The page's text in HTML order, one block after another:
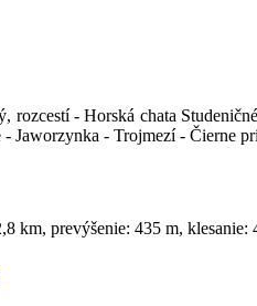
rozcestí - Horská chata
Jaworzynka - Trojmezí - Čierne
km, prevýšenie: 435 m, klesanie: